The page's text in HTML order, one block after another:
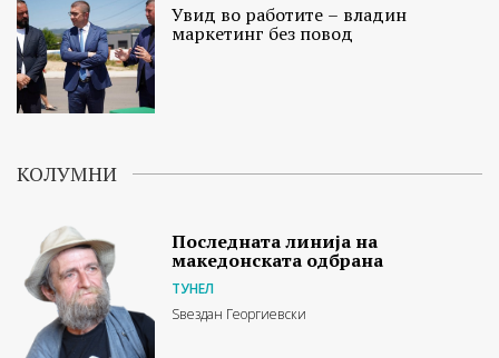
Увид во работите – владин
маркетинг без повод
КОЛУМНИ
Последната линија на
македонската одбрана
ТУНЕЛ
Ѕвездан Георгиевски